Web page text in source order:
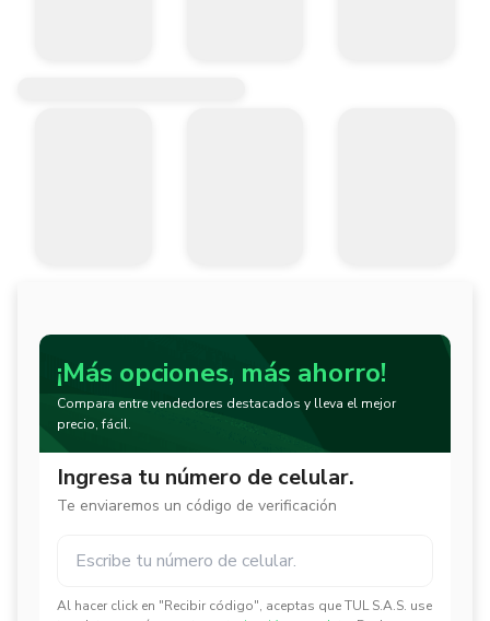
¡Más opciones, más ahorro!
Compara entre vendedores destacados y lleva el mejor
precio, fácil.
Ingresa tu número de celular.
Te enviaremos un código de verificación
Al hacer click en "Recibir código", aceptas que TUL S.A.S. use
✕
✕